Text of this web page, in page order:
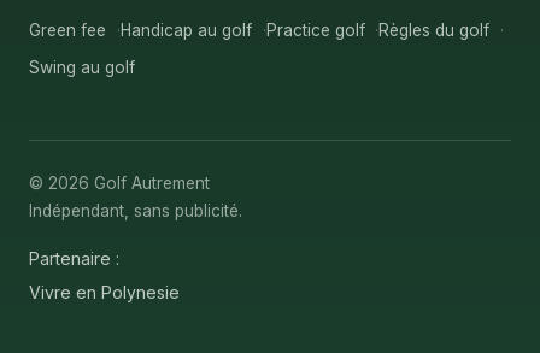
Green fee Handicap au golf Practice golf
Règles du golf
Swing au golf
© 2026 Golf Autrement
Indépendant, sans publicité.
Partenaire :
Vivre en Polynesie